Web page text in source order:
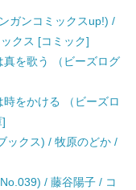
ガンコミックスup!) /
クス [コミック]
を歌う （ビーズログ
をかける （ビーズロ
ックス) / 牧原のどか /
/ 藤谷陽子 / コ